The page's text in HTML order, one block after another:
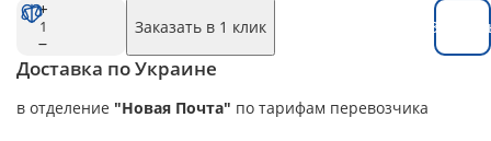
Заказать в 1 клик
Доставка по Украине
в отделение "Новая Почта" по тарифам перевозчика